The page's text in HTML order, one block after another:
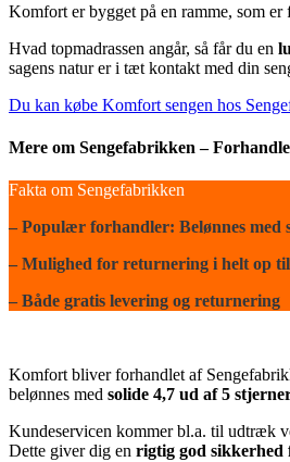
Komfort er bygget på en ramme, som
Hvad topmadrassen angår, så får du en
sagens natur er i tæt kontakt med din
Du kan købe Komfort sengen hos
Mere om Sengefabrikken –
Fakta om Sengefabrikken
– Populær forhandler: Belønnes med
– Mulighed for returnering i helt op til
– Både gratis levering og returnering
Komfort bliver forhandlet af
belønnes med solide 4,7 ud af 5
Kundeservicen kommer bl.a. til udtræk
Dette giver dig en rigtig god